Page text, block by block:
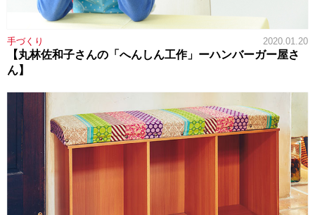
手づくり 2020.01.20
【丸林佐和子さんの「へんしん工作」ーハンバーガー屋さ
ん】